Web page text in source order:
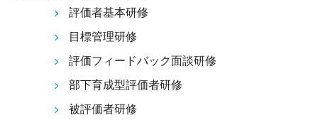
評価者基本研修
目標管理研修
評価フィードバック面談研修
部下育成型評価者研修
被評価者研修